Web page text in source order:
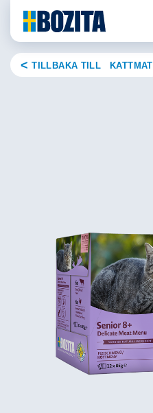
content
TILLBAKA TILL KATTMAT